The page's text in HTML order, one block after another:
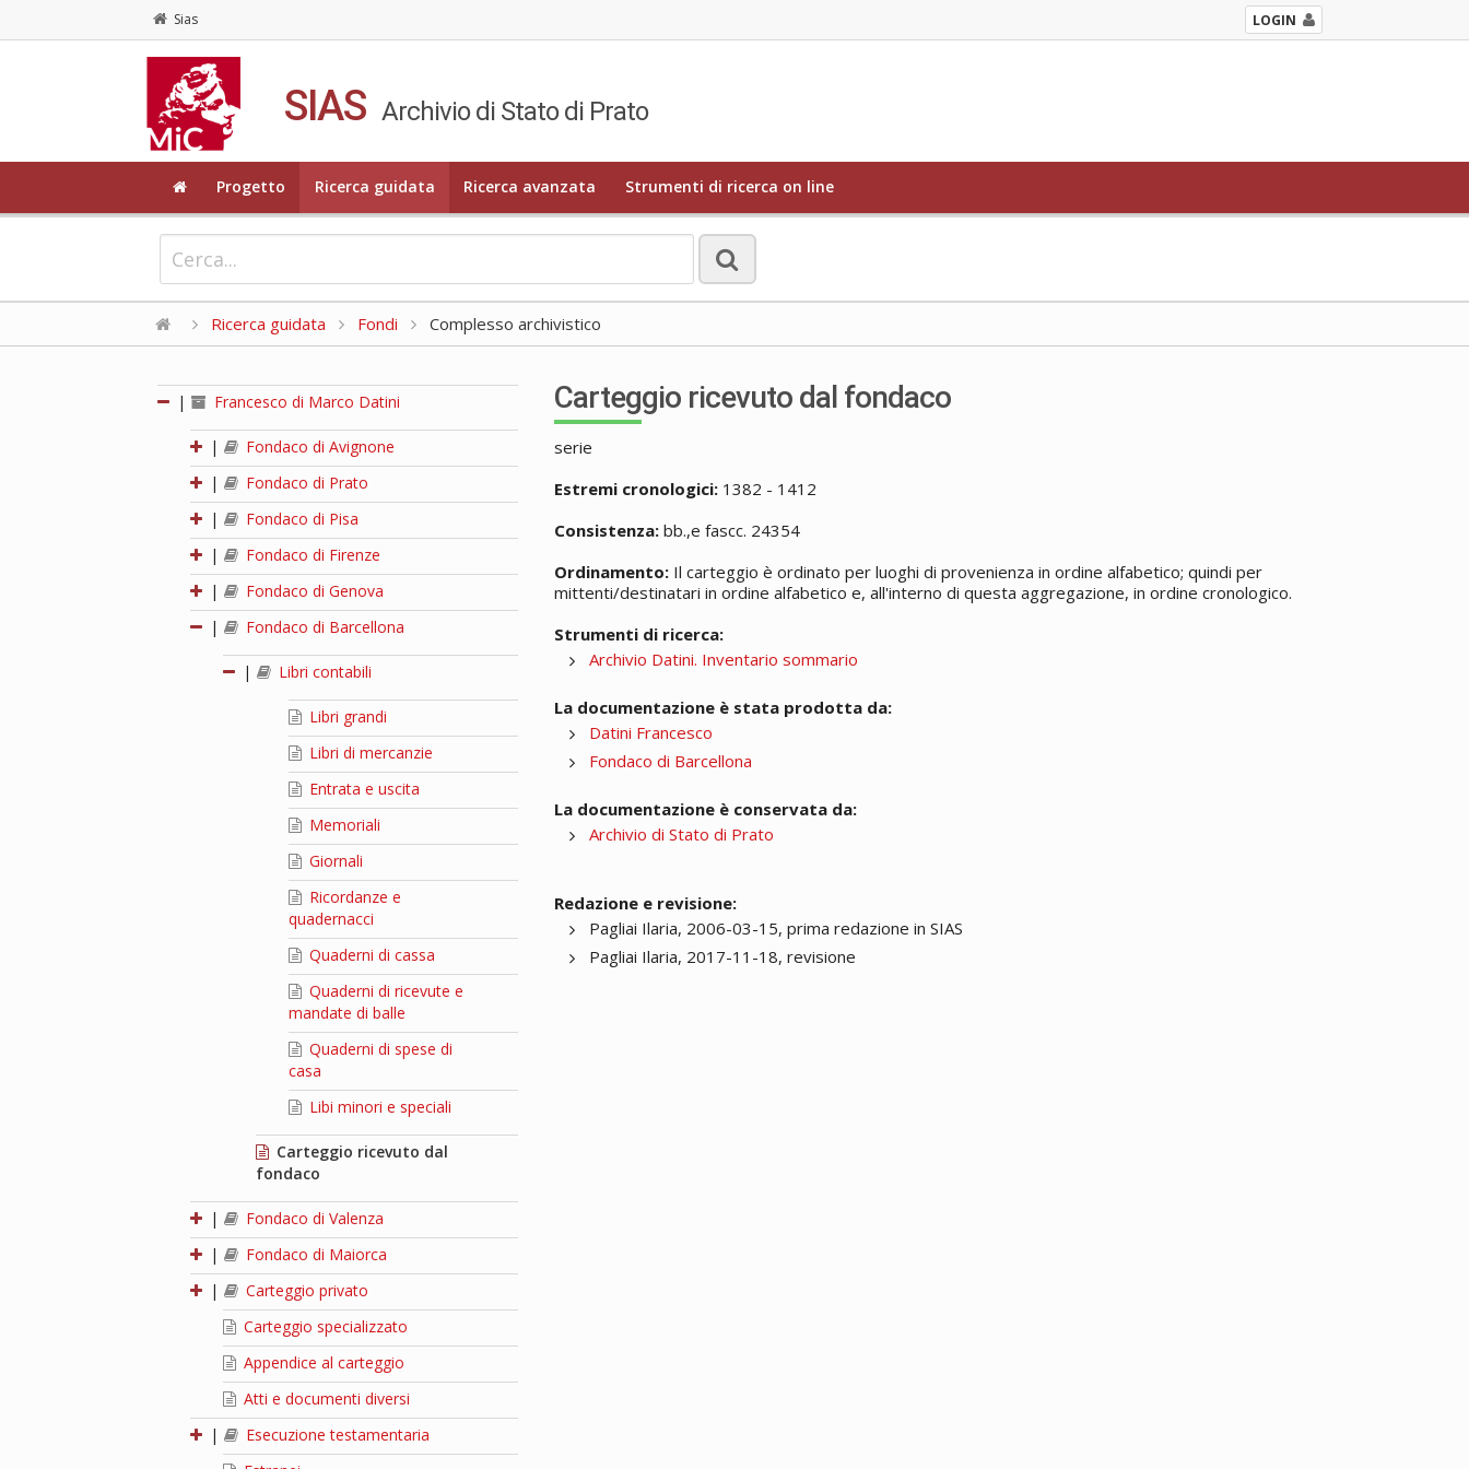
Sias LOGIN
SIAS Archivio di Stato di Prato
Progetto Ricerca guidata Ricerca avanzata Strumenti di ricerca on line
Ricerca guidata Fondi Complesso archivistico
| Francesco di Marco Datini
|
Fondaco di Avignone
|
Fondaco di Prato
|
Fondaco di Pisa
|
Fondaco di Firenze
|
Fondaco di Genova
|
Fondaco di Barcellona
| Libri contabili
Libri grandi
Libri di mercanzie
Entrata e uscita
Memoriali
Giornali
Ricordanze e
quadernacci
Quaderni di cassa
Quaderni di ricevute e
mandate di balle
Quaderni di spese di
casa
Libi minori e speciali
Carteggio ricevuto dal
fondaco
|
Fondaco di Valenza
|
Fondaco di Maiorca
|
Carteggio privato
Carteggio specializzato
Appendice al carteggio
Atti e documenti diversi
|
Esecuzione testamentaria
Carteggio ricevuto dal fondaco
serie
Estremi cronologici: 1382 - 1412
Consistenza: bb.,e fascc. 24354
Ordinamento: Il carteggio è ordinato per luoghi di provenienza in ordine alfabetico; quindi per
mittenti/destinatari in ordine alfabetico e, all'interno di questa aggregazione, in ordine cronologico.
Strumenti di ricerca:
Archivio Datini. Inventario sommario
La documentazione è stata prodotta da:
Datini Francesco
Fondaco di Barcellona
La documentazione è conservata da:
Archivio di Stato di Prato
Redazione e revisione:
Pagliai Ilaria, 2006-03-15, prima redazione in SIAS
Pagliai Ilaria, 2017-11-18, revisione